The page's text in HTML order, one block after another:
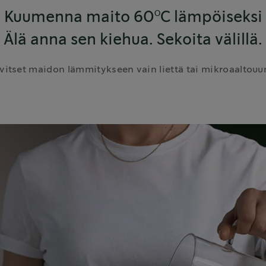
Kuumenna maito 60°C lämpöiseksi
Älä anna sen kiehua. Sekoita välillä.
maidon lämmitykseen vain liettä tai